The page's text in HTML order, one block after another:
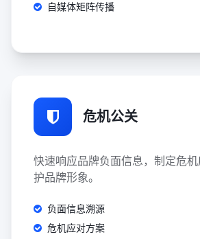
自媒体矩阵传播
危机公关
快速响应品牌负面信息，制定危
护品牌形象。
负面信息溯源
危机应对方案